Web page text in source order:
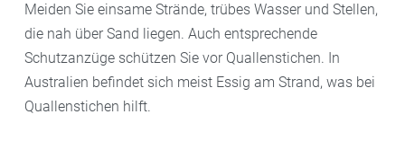
Meiden Sie einsame Strände, trübes Wasser und Stellen,
die nah über Sand liegen. Auch entsprechende
Schutzanzüge schützen Sie vor Quallenstichen. In
Australien befindet sich meist Essig am Strand, was bei
Quallenstichen hilft.